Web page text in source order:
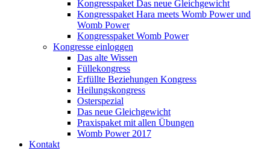
Kongresspaket Das neue Gleichgewicht
Kongresspaket Hara meets Womb Power und
Womb Power
Kongresspaket Womb Power
Kongresse einloggen
Das alte Wissen
Füllekongress
Erfüllte Beziehungen Kongress
Heilungskongress
Osterspezial
Das neue Gleichgewicht
Praxispaket mit allen Übungen
Womb Power 2017
Kontakt